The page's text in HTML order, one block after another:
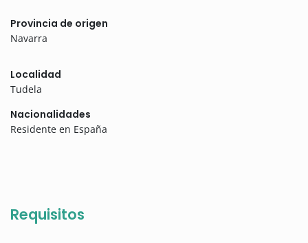
Provincia de origen
Navarra
Localidad
Tudela
Nacionalidades
Residente en España
Requisitos